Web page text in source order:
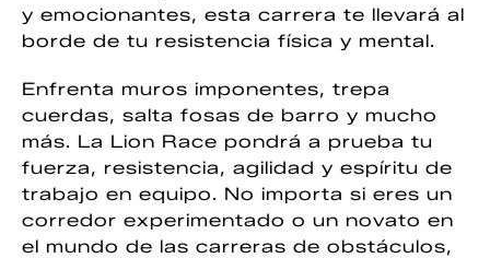
y emocionantes, esta carrera te llevará al
borde de tu resistencia física y mental.
Enfrenta muros imponentes, trepa
cuerdas, salta fosas de barro y mucho
más. La Lion Race pondrá a prueba tu
fuerza, resistencia, agilidad y espíritu de
trabajo en equipo. No importa si eres un
corredor experimentado o un novato en
el mundo de las carreras de obstáculos,